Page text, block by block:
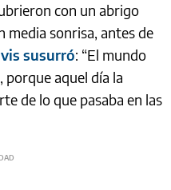
con un abrigo
media sonrisa, antes de
susurró: “El mundo
porque aquel día la
de lo que pasaba en las